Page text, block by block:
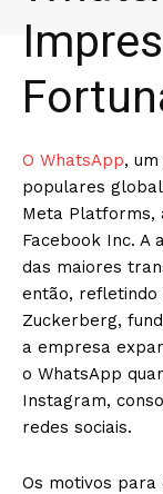
O WhatsApp,
populares
Meta Platforms,
Facebook Inc. A
das maiores
então, refletindo
Zuckerberg,
a empresa
o WhatsApp
Instagram,
redes sociais.
Os motivos para